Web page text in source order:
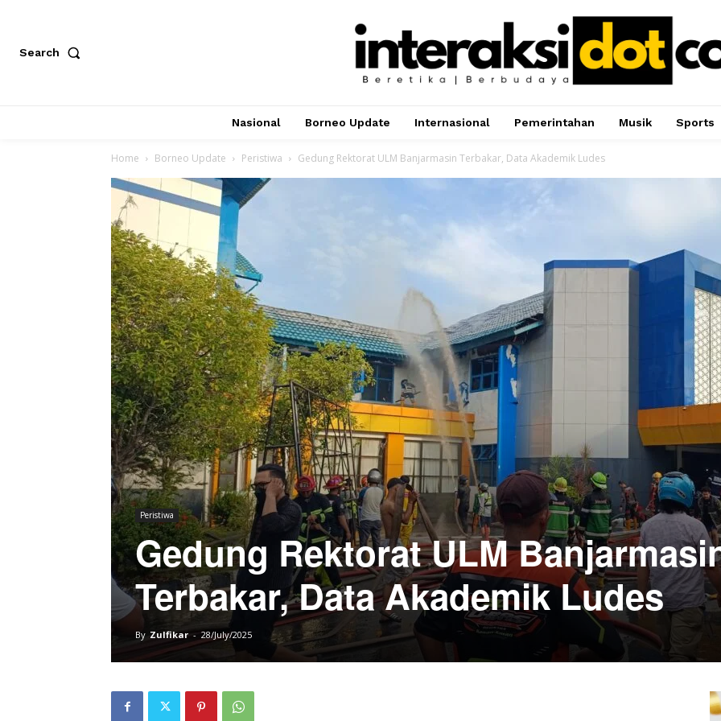
Search
Nasional Borneo Update Internasional Pemerintahan Musik Sports
Home Borneo Update Peristiwa Gedung Rektorat ULM Banjarmasin Terbakar, Data Akademik Ludes
Peristiwa
Gedung Rektorat ULM
Terbakar, Data Akademik Ludes
By Zulfikar - 28/July/2025